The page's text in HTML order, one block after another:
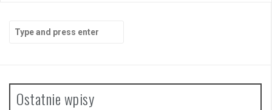
for:
Ostatnie wpisy